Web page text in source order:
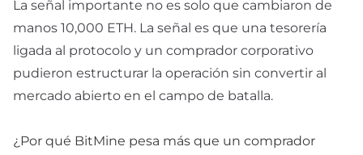
La señal importante no es solo que cambiaron de
manos 10,000 ETH. La señal es que una tesorería
ligada al protocolo y un comprador corporativo
pudieron estructurar la operación sin convertir al
mercado abierto en el campo de batalla.
¿Por qué BitMine pesa más que un comprador